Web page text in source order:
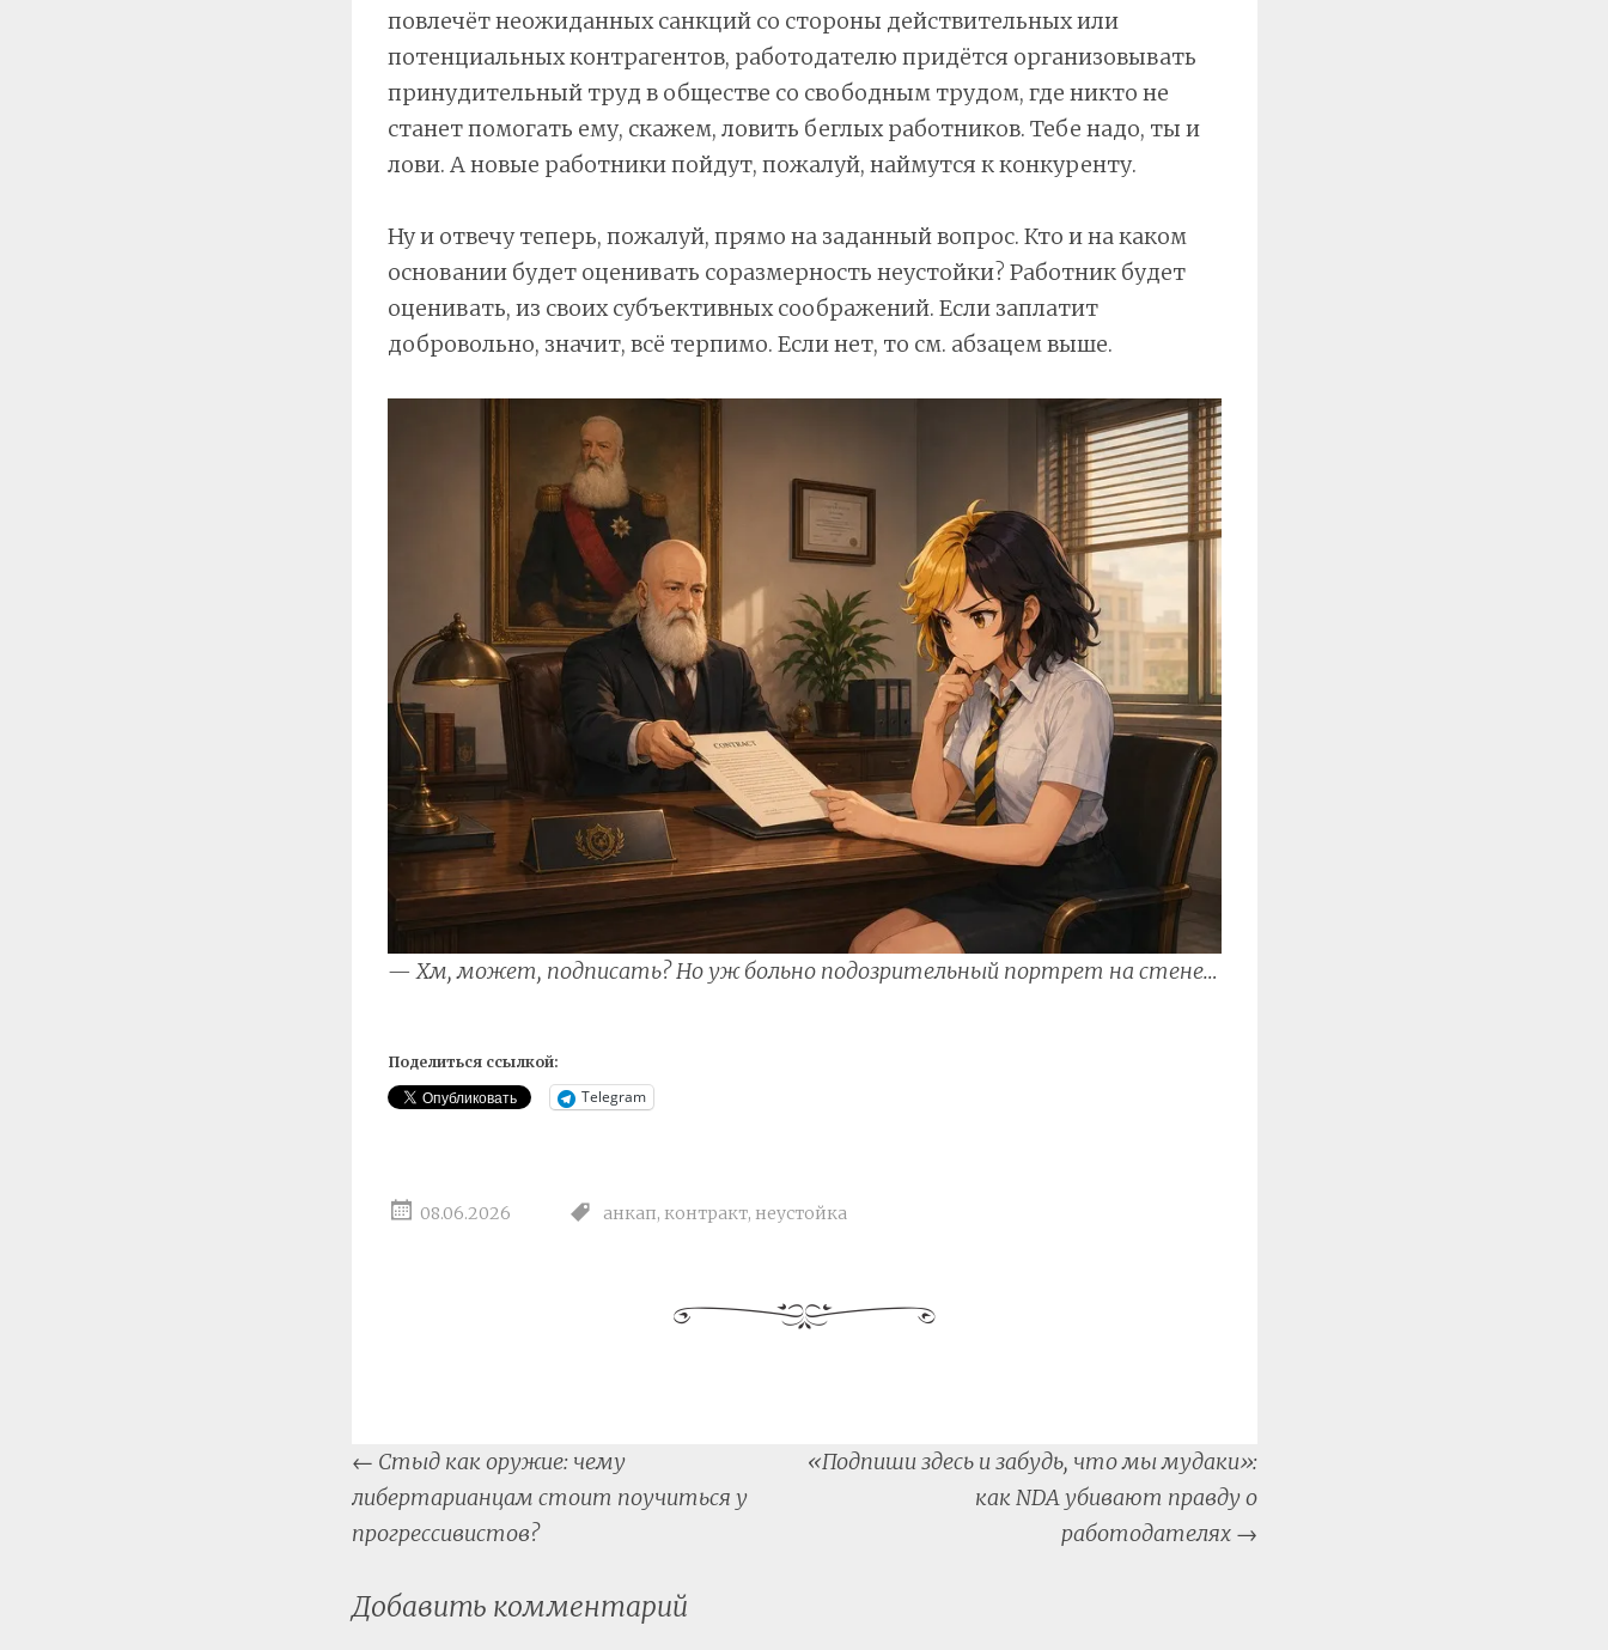
повлечёт неожиданных санкций со стороны действительных или
потенциальных контрагентов, работодателю придётся организовывать
принудительный труд в обществе со свободным трудом, где никто не
станет помогать ему, скажем, ловить беглых работников. Тебе надо, ты и
лови. А новые работники пойдут, пожалуй, наймутся к конкуренту.
Ну и отвечу теперь, пожалуй, прямо на заданный вопрос. Кто и на каком
основании будет оценивать соразмерность неустойки? Работник будет
оценивать, из своих субъективных соображений. Если заплатит
добровольно, значит, всё терпимо. Если нет, то см. абзацем выше.
— Хм, может, подписать? Но уж больно подозрительный портрет на стене…
Поделиться ссылкой:
Telegram
08.06.2026 анкап, контракт, неустойка
Post
navigation
← Стыд как оружие: чему
либертарианцам стоит поучиться у
прогрессивистов?
«Подпиши здесь и забудь, что мы мудаки»:
как NDA убивают правду о
работодателях →
Добавить комментарий